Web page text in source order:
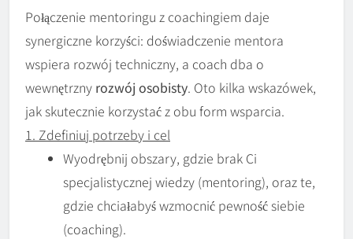
Połączenie mentoringu z coachingiem daje
synergiczne korzyści: doświadczenie mentora
wspiera rozwój techniczny, a coach dba o
wewnętrzny rozwój osobisty. Oto kilka wskazówek,
jak skutecznie korzystać z obu form wsparcia.
1. Zdefiniuj potrzeby i cel
Wyodrębnij obszary, gdzie brak Ci
specjalistycznej wiedzy (mentoring), oraz te,
gdzie chciałabyś wzmocnić pewność siebie
(coaching).